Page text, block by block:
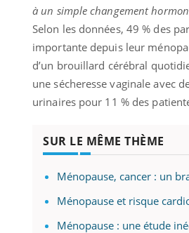
à un simple changement
Selon les données, 49 % des
importante depuis leur
d’un brouillard cérébral
une sécheresse vaginale avec
urinaires pour 11 % des
SUR LE MÊME THÈME
Ménopause, cancer : un
Ménopause et risque
Ménopause : une étude